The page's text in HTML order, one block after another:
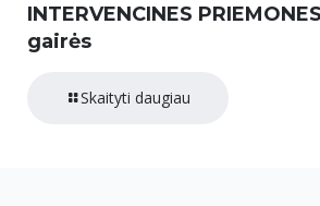
INTERVENCINES
gairės
Skaityti daugiau